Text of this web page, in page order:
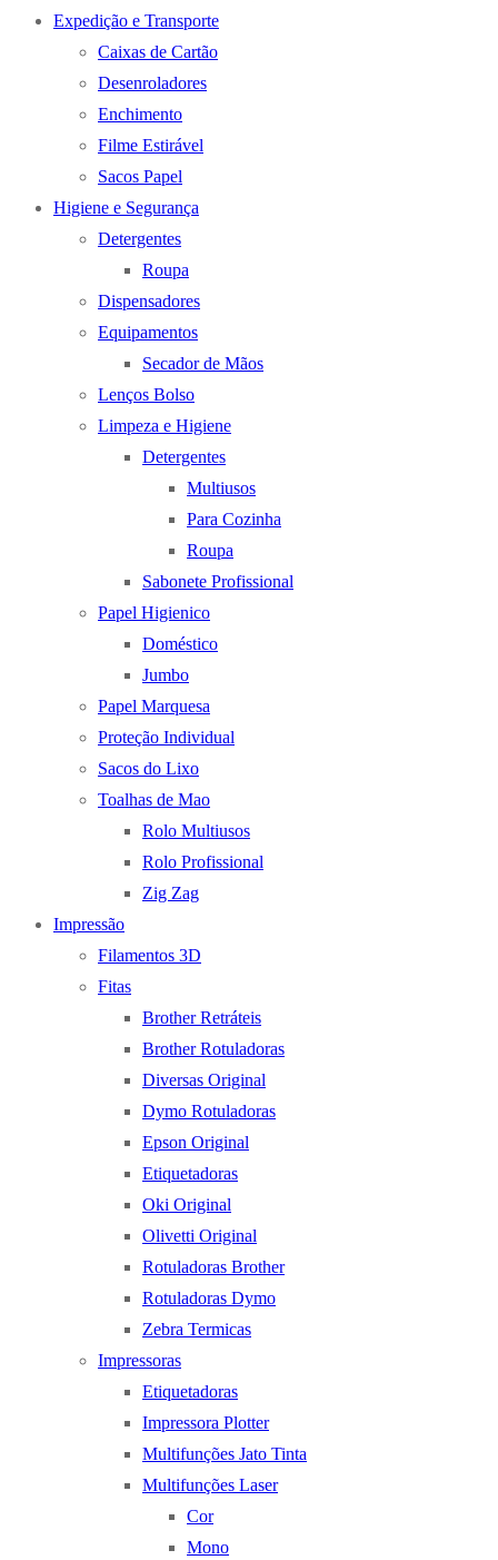
Expedição e Transporte
Caixas de Cartão
Desenroladores
Enchimento
Filme Estirável
Sacos Papel
Higiene e Segurança
Detergentes
Roupa
Dispensadores
Equipamentos
Secador de Mãos
Lenços Bolso
Limpeza e Higiene
Detergentes
Multiusos
Para Cozinha
Roupa
Sabonete Profissional
Papel Higienico
Doméstico
Jumbo
Papel Marquesa
Proteção Individual
Sacos do Lixo
Toalhas de Mao
Rolo Multiusos
Rolo Profissional
Zig Zag
Impressão
Filamentos 3D
Fitas
Brother Retráteis
Brother Rotuladoras
Diversas Original
Dymo Rotuladoras
Epson Original
Etiquetadoras
Oki Original
Olivetti Original
Rotuladoras Brother
Rotuladoras Dymo
Zebra Termicas
Impressoras
Etiquetadoras
Impressora Plotter
Multifunções Jato Tinta
Multifunções Laser
Cor
Mono